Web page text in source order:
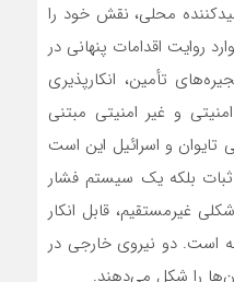
محلی، نقش خود را
روایت اقدامات پنهانی در
تأمین، انکارپذیری
و غیر امنیتی مبتنی
تایوان و اسرائیل این است
بلکه یک سیستم فشار
این روابط شکلی غیرمستقیم‌، قابل انکار
است. دو نیروی خارجی در
را شکل می‌دهند.